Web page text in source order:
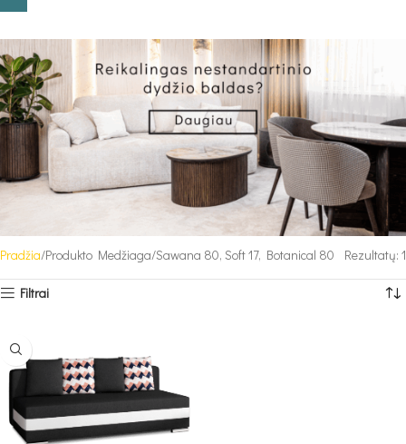
Pradžia Produkto Medžiaga Sawana 80, Soft 17, Botanical 80 Rezultatų: 1
Filtrai